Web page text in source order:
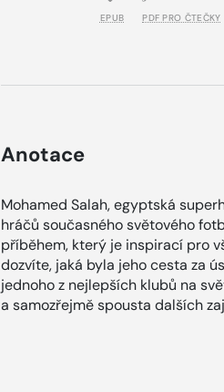
EPUB PDF PRO ČTEČKY
Anotace
Mohamed Salah, egyptská
hráčů současného světového
příběhem, který je inspirací pro
dozvíte, jaká byla jeho cesta za
jednoho z nejlepších klubů na
a samozřejmě spousta dalších